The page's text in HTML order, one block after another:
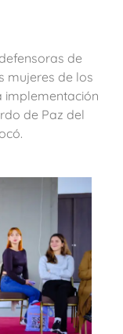
de
mujeres de los
implementación
de Paz del